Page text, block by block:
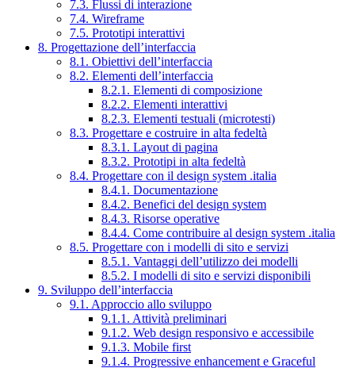
7.3. Flussi di interazione
7.4. Wireframe
7.5. Prototipi interattivi
8. Progettazione dell’interfaccia
8.1. Obiettivi dell’interfaccia
8.2. Elementi dell’interfaccia
8.2.1. Elementi di composizione
8.2.2. Elementi interattivi
8.2.3. Elementi testuali (microtesti)
8.3. Progettare e costruire in alta fedeltà
8.3.1. Layout di pagina
8.3.2. Prototipi in alta fedeltà
8.4. Progettare con il design system .italia
8.4.1. Documentazione
8.4.2. Benefici del design system
8.4.3. Risorse operative
8.4.4. Come contribuire al design system .italia
8.5. Progettare con i modelli di sito e servizi
8.5.1. Vantaggi dell’utilizzo dei modelli
8.5.2. I modelli di sito e servizi disponibili
9. Sviluppo dell’interfaccia
9.1. Approccio allo sviluppo
9.1.1. Attività preliminari
9.1.2. Web design responsivo e accessibile
9.1.3. Mobile first
9.1.4. Progressive enhancement e Graceful